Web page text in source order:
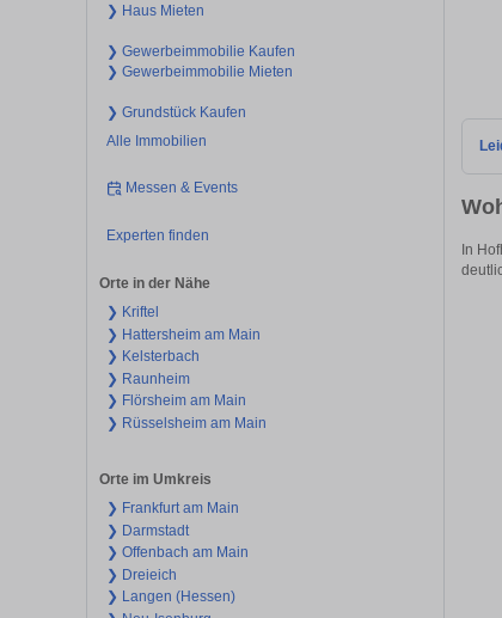
❯ Haus Mieten
❯ Gewerbeimmobilie Kaufen
❯ Gewerbeimmobilie Mieten
❯ Grundstück Kaufen
Alle Immobilien
Messen & Events
Experten finden
Orte in der Nähe
❯ Kriftel
❯ Hattersheim am Main
❯ Kelsterbach
❯ Raunheim
❯ Flörsheim am Main
❯ Rüsselsheim am Main
Orte im Umkreis
❯ Frankfurt am Main
❯ Darmstadt
❯ Offenbach am Main
❯ Dreieich
❯ Langen (Hessen)
In